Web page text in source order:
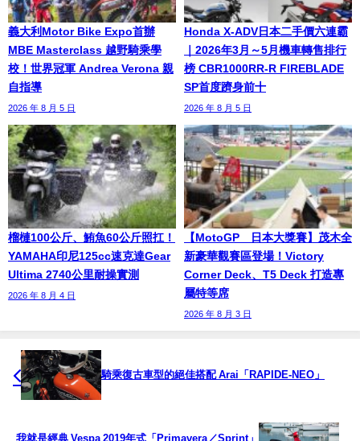
義大利Motor Bike Expo首辦
MBE Masterclass 越野騎乘學
校！世界冠軍 Andrea Verona 親
自指導
2026 年 8 月 5 日
Honda X-ADV日本二手價六連霸
｜2026年3月～5月機車轉售排行
榜 CBR1000RR-R FIREBLADE
SP首度躋身前十
2026 年 8 月 5 日
榴槤100公斤、鮪魚60公斤照扛！
YAMAHA印尼125cc速克達Gear
Ultima 2740公里耐操實測
2026 年 8 月 4 日
【MotoGP™日本大獎賽】茂木全
新豪華觀賽區登場！Victory
Corner Deck、T5 Deck 打造專
屬特等席
2026 年 8 月 3 日
騎乘復古車型的絕佳搭配 Arai「RAPIDE-NEO」
我就是經典 Vespa 2019年式「Primavera／Sprint」